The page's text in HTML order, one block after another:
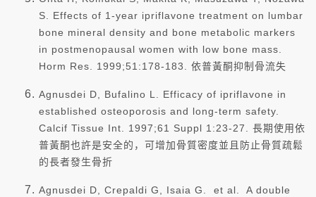
S. Effects of 1-year ipriflavone treatment on lumbar
bone mineral density and bone metabolic markers
in postmenopausal women with low bone mass.
Horm Res. 1999;51:178-183. 依普黃酮抑制骨流失
Agnusdei D, Bufalino L. Efficacy of ipriflavone in
established osteoporosis and long-term safety.
Calcif Tissue Int. 1997;61 Suppl 1:23-27. 長期使用依
普黃酮也許是安全的，可增加骨質密度並且防止骨質疏鬆
的長者發生骨折
Agnusdei D, Crepaldi G, Isaia G. et al. A double